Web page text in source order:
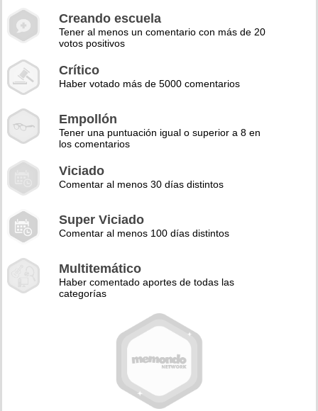
Creando escuela
Tener al menos un comentario con más de 20
votos positivos
Crítico
Haber votado más de 5000 comentarios
Empollón
Tener una puntuación igual o superior a 8 en
los comentarios
Viciado
Comentar al menos 30 días distintos
Super Viciado
Comentar al menos 100 días distintos
Multitemático
Haber comentado aportes de todas las
categorías